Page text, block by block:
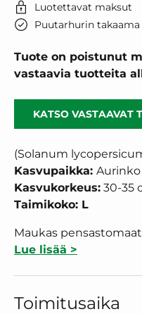
Luotettavat maksut
Puutarhurin takaama
Tuote on poistunut
vastaavia tuotteita
KATSO VASTAAVAT
(Solanum
Kasvupaikka: Aurinko
Kasvukorkeus: 30-35
Taimikoko: L
Maukas
Lue lisää >
Toimitusaika